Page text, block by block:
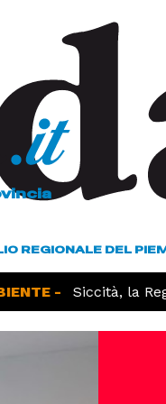
REGIONALE DEL
- Siccità, la